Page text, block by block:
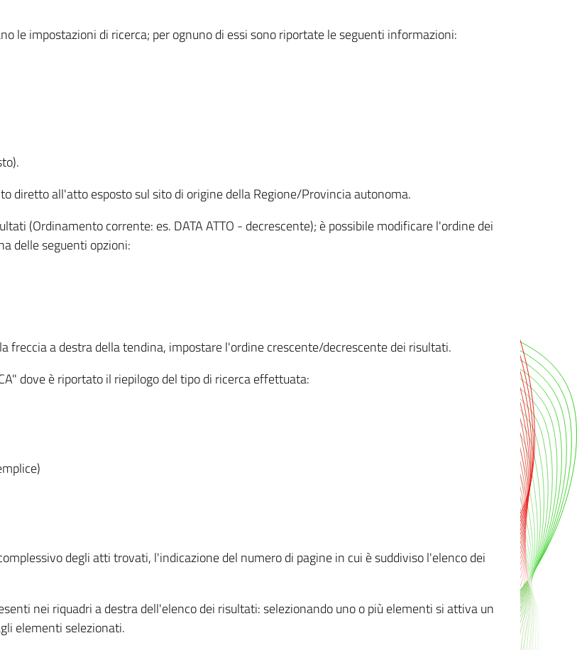
le impostazioni di ricerca; per ognuno di essi sono riportate le seguenti informazioni:
diretto all'atto esposto sul sito di origine della Regione/Provincia autonoma.
(Ordinamento corrente: es. DATA ATTO - decrescente); è possibile modificare l'ordine dei
delle seguenti opzioni:
freccia a destra della tendina, impostare l'ordine crescente/decrescente dei risultati.
dove è riportato il riepilogo del tipo di ricerca effettuata:
degli atti trovati, l'indicazione del numero di pagine in cui è suddiviso l'elenco dei
nei riquadri a destra dell'elenco dei risultati: selezionando uno o più elementi si attiva un
elementi selezionati.